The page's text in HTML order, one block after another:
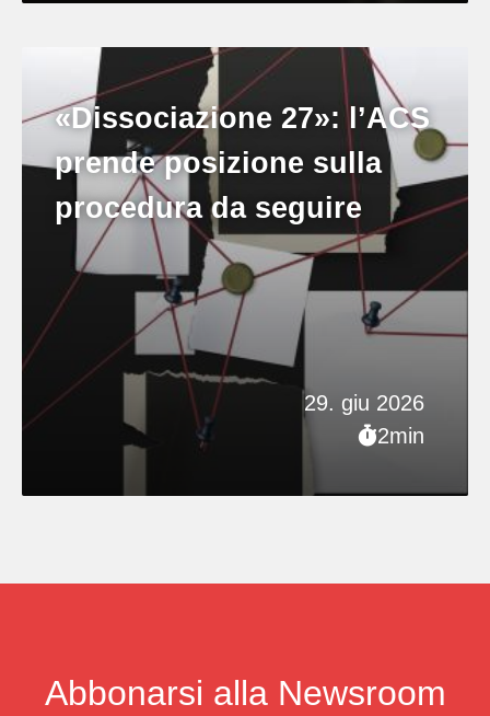
29. giu 2026
2min
«Dissociazione 27»: l’ACS
prende posizione sulla
procedura da seguire
Abbonarsi alla Newsroom